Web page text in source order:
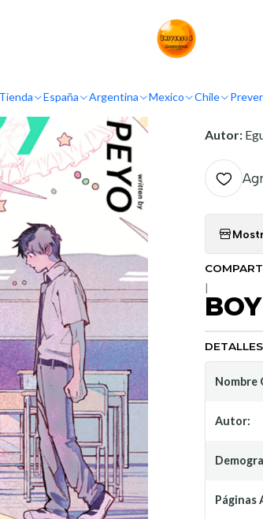
Tienda España Argentina Mexico Chile
Nombre
Autor:
DETALLES
Nombre
Autor:
Páginas